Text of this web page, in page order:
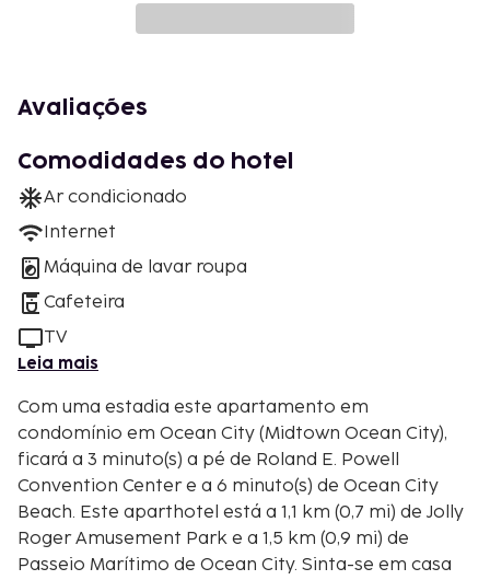
Avaliações
Comodidades do hotel
Ar condicionado
Internet
Máquina de lavar roupa
Cafeteira
TV
Leia mais
Com uma estadia este apartamento em
condomínio em Ocean City (Midtown Ocean City),
ficará a 3 minuto(s) a pé de Roland E. Powell
Convention Center e a 6 minuto(s) de Ocean City
Beach. Este aparthotel está a 1,1 km (0,7 mi) de Jolly
Roger Amusement Park e a 1,5 km (0,9 mi) de
Passeio Marítimo de Ocean City. Sinta-se em casa